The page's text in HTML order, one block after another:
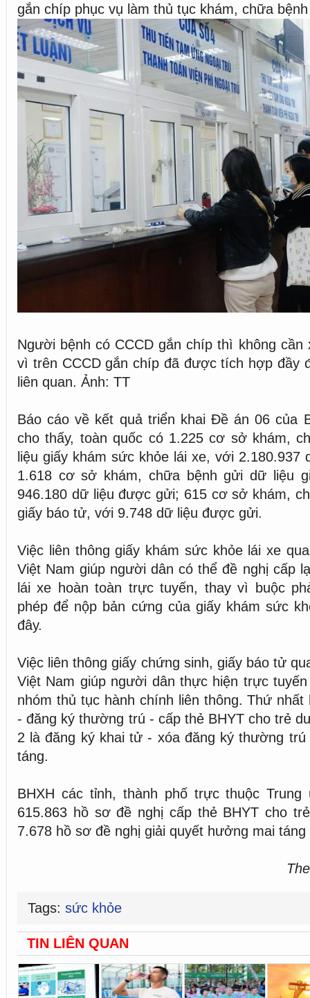
gắn chíp phục vụ làm thủ tục khám, chữa bệnh
Người bệnh có CCCD gắn chíp thì không cần
vì trên CCCD gắn chíp đã được tích hợp đầy
liên quan. Ảnh: TT
Báo cáo về kết quả triển khai Đề án 06 của
cho thấy, toàn quốc có 1.225 cơ sở khám,
liệu giấy khám sức khỏe lái xe, với
1.618 cơ sở khám, chữa bệnh gửi dữ liệu
946.180 dữ liệu được gửi; 615 cơ sở khám,
giấy báo tử, với 9.748 dữ liệu được gửi.
Việc liên thông giấy khám sức khỏe lái xe
Việt Nam giúp người dân có thể đề nghị cấp
lái xe hoàn toàn trực tuyến, thay vì buộc
phép để nộp bản cứng của giấy khám sức
đây.
Việc liên thông giấy chứng sinh, giấy báo tử
Việt Nam giúp người dân thực hiện trực
nhóm thủ tục hành chính liên thông. Thứ nhất
- đăng ký thường trú - cấp thẻ BHYT cho trẻ
2 là đăng ký khai tử - xóa đăng ký thường
táng.
BHXH các tỉnh, thành phố trực thuộc
615.863 hồ sơ đề nghị cấp thẻ BHYT cho
7.678 hồ sơ đề nghị giải quyết hưởng mai táng
Tags: sức khỏe
TIN LIÊN QUAN